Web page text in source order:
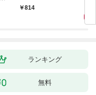
814
ランキング
無料